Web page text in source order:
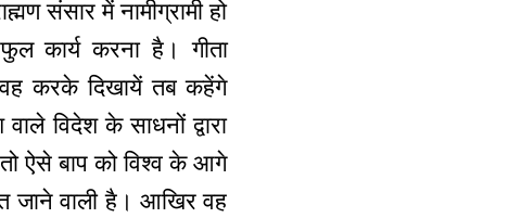
संसार में नामीग्रामी हो
कार्य करना है। गीता
करके दिखायें तब कहेंगे
विदेश के साधनों द्वारा
ऐसे बाप को विश्व के आगे
जाने वाली है। आखिर वह